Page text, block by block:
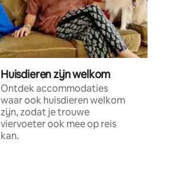
Huisdieren zijn welkom
Ontdek accommodaties
waar ook huisdieren welkom
zijn, zodat je trouwe
viervoeter ook mee op reis
kan.